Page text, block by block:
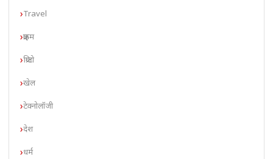
Travel
क्राइम
क्रिप्टो
खेल
टेक्नोलॉजी
देश
धर्म